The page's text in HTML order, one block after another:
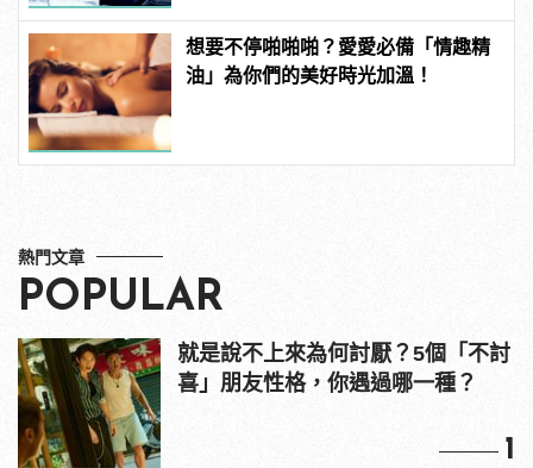
想要不停啪啪啪？愛愛必備「情趣精
油」為你們的美好時光加溫！
熱門文章
POPULAR
就是說不上來為何討厭？5個「不討
喜」朋友性格，你遇過哪一種？
1